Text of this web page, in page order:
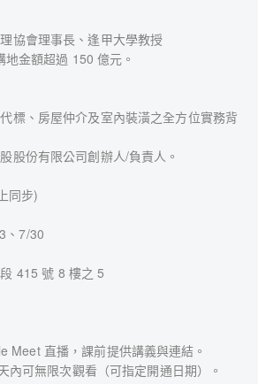
協會理事長、逢甲大學教授
金額超過 150 億元。
標、房屋仲介及室內裝潢之全方位實務背
股份有限公司創辦人/負責人。
同步)
、7/30
415 號 8 樓之 5
Meet 直播，課前提供講義與連結。
內可無限次觀看（可指定開通日期）。